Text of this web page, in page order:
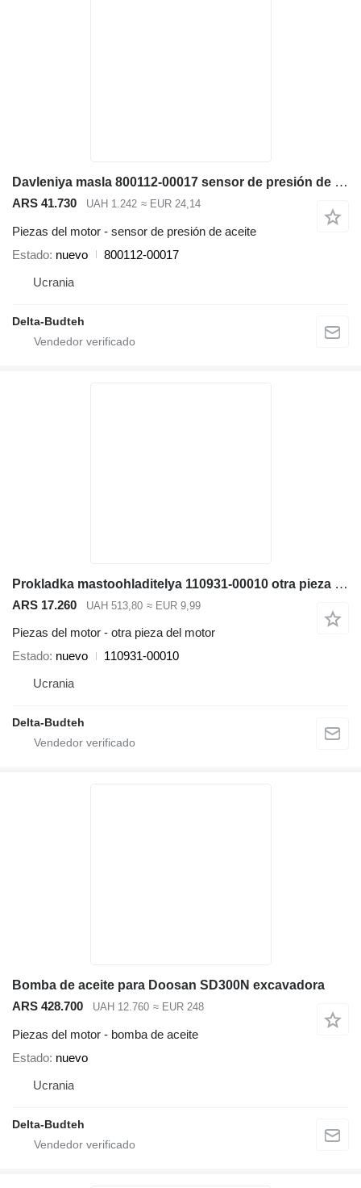
Davleniya masla 800112-00017 sensor de presión de aceite para Doosan SD300N cargadora de ruedas
ARS 41.730 UAH 1.242 ≈ EUR 24,14
Piezas del motor - sensor de presión de aceite
Estado nuevo
800112-00017
Ucrania
Delta-Budteh
Prokladka mastoohladitelya 110931-00010 otra pieza del motor para Doosan SD300N cargadora de ruedas
ARS 17.260 UAH 513,80 ≈ EUR 9,99
Piezas del motor - otra pieza del motor
Estado nuevo
110931-00010
Ucrania
Delta-Budteh
Bomba de aceite para Doosan SD300N excavadora
ARS 428.700
UAH 12.760 ≈ EUR 248
Piezas del motor - bomba de aceite
Estado nuevo
Ucrania
Delta-Budteh